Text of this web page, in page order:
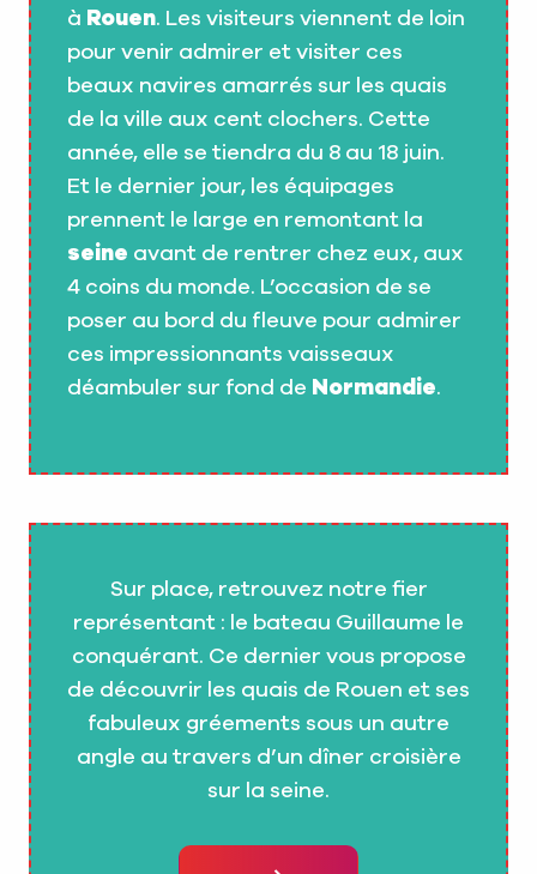
à Rouen. Les visiteurs viennent de loin
pour venir admirer et visiter ces
beaux navires amarrés sur les quais
de la ville aux cent clochers. Cette
année, elle se tiendra du 8 au 18 juin.
Et le dernier jour, les équipages
prennent le large en remontant la
seine avant de rentrer chez eux, aux
4 coins du monde. L’occasion de se
poser au bord du fleuve pour admirer
ces impressionnants vaisseaux
déambuler sur fond de Normandie.
Sur place, retrouvez notre fier
représentant : le bateau Guillaume le
conquérant. Ce dernier vous propose
de découvrir les quais de Rouen et ses
fabuleux gréements sous un autre
angle au travers d’un dîner croisière
sur la seine.